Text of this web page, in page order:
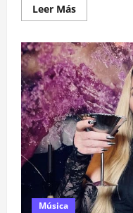
Leer MásLeer
más
Los
rumores
sobre
el
regreso
de
Pearl
Jam
a
Sudamérica
crecen
y
entusiasman
a
sus
fans
Música